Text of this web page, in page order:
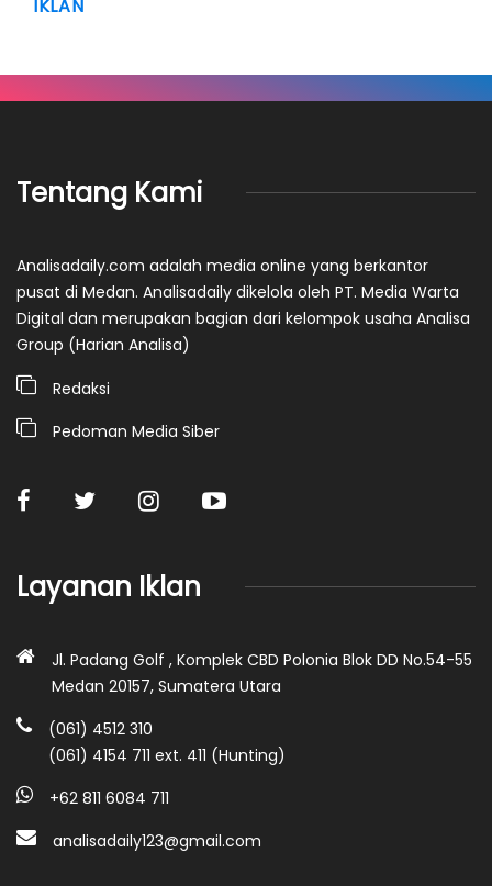
IKLAN
Tentang Kami
Analisadaily.com adalah media online yang berkantor
pusat di Medan. Analisadaily dikelola oleh PT. Media Warta
Digital dan merupakan bagian dari kelompok usaha Analisa
Group (Harian Analisa)
Redaksi
Pedoman Media Siber
Layanan Iklan
Jl. Padang Golf , Komplek CBD Polonia Blok DD No.54-55
Medan 20157, Sumatera Utara
(061) 4512 310
(061) 4154 711 ext. 411 (Hunting)
+62 811 6084 711
analisadaily123@gmail.com